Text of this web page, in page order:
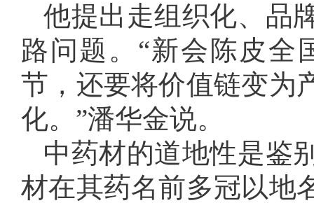
他提出走组织化、品
路问题。“新会陈皮全
节，还要将价值链变为
化。”潘华金说。
中药材的道地性是鉴
材在其药名前多冠以地